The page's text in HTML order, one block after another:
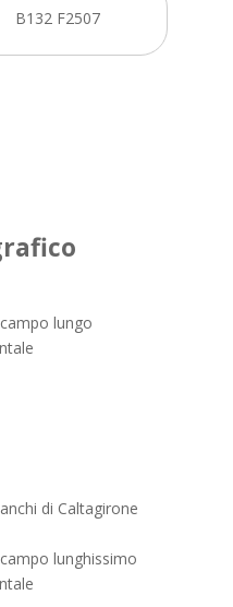
B132 F2507
lungo
di Caltagirone
lunghissimo